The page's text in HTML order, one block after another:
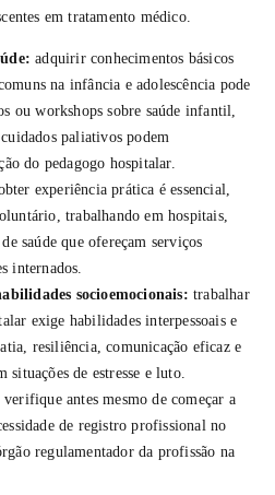
em tratamento médico.
adquirir conhecimentos básicos
na infância e adolescência pode
ou workshops sobre saúde infantil,
paliativos podem
do pedagogo hospitalar.
experiência prática é essencial,
trabalhando em hospitais,
saúde que ofereçam serviços
internados.
socioemocionais: trabalhar
exige habilidades interpessoais e
resiliência, comunicação eficaz e
situações de estresse e luto.
verifique antes mesmo de começar a
de registro profissional no
regulamentador da profissão na